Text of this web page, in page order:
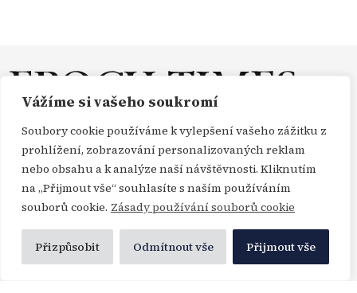
Vážíme si vašeho soukromí
Soubory cookie používáme k vylepšení vašeho zážitku z
prohlížení, zobrazování personalizovaných reklam
nebo obsahu a k analýze naší návštěvnosti. Kliknutím
na „Přijmout vše“ souhlasíte s naším používáním
souborů cookie. Zásady používání souborů cookie
Přizpůsobit Odmítnout vše Přijmout vše
O NÁS REDAKCE PŘEDPLATNÉ PODPORA
DARUJTE KONTAKT TISKOVÉ ZPRÁVY GDPR
OBCHODNÍ PODMÍNKY
Copyright Epoch Times ČR © 2000-2026